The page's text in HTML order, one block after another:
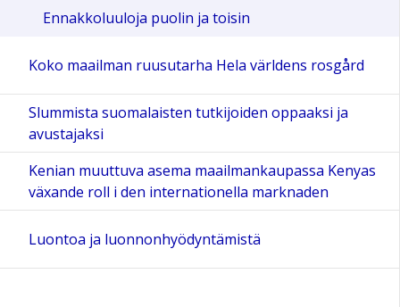
Ennakkoluuloja puolin ja toisin
Koko maailman ruusutarha Hela världens rosgård
Slummista suomalaisten tutkijoiden oppaaksi ja
avustajaksi
Kenian muuttuva asema maailmankaupassa Kenyas
växande roll i den internationella marknaden
Luontoa ja luonnonhyödyntämistä